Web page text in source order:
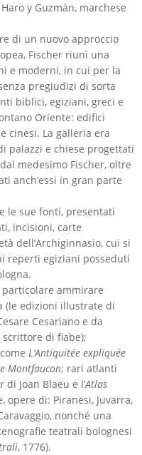
y Guzmán, marchese
di un nuovo approccio
Fischer riunì una
e moderni, in cui per la
pregiudizi di sorta
biblici, egiziani, greci e
Oriente: edifici
cinesi. La galleria era
palazzi e chiese progettati
medesimo Fischer, oltre
anch’essi in gran parte
le sue fonti, presentati
incisioni, carte
dell’Archiginnasio, cui si
reperti egiziani posseduti
ammirare
edizioni illustrate di
Cesariano e da
di fiabe);
L’Antiquitée expliquée
Montfaucon; rari atlanti
r di Joan Blaeu e l’Atlas
opere di: Piranesi, Juvarra,
nonché una
teatrali bolognesi
, 1776).